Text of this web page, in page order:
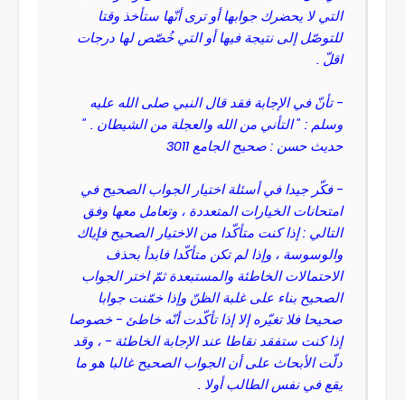
التي لا يحضرك جوابها أو ترى أنّها ستأخذ وقتا
للتوصّل إلى نتيجة فيها أو التي خُصّص لها درجات
اقلّ .
- تأنّ في الإجابة فقد قال النبي صلى الله عليه
وسلم : " التأني من الله والعجلة من الشيطان . "
حديث حسن : صحيح الجامع 3011
- فكّر جيدا في أسئلة اختيار الجواب الصحيح في
امتحانات الخيارات المتعددة ، وتعامل معها وفق
التالي : إذا كنت متأكّدا من الاختيار الصحيح فإياك
والوسوسة ، وإذا لم تكن متأكّدا فابدأ بحذف
الاحتمالات الخاطئة والمستبعدة ثمّ اختر الجواب
الصحيح بناء على غلبة الظنّ وإذا خمّنت جوابا
صحيحا فلا تغيّره إلا إذا تأكّدت أنّه خاطئ - خصوصا
إذا كنت ستفقد نقاطا عند الإجابة الخاطئة - ، وقد
دلّت الأبحاث على أن الجواب الصحيح غالبا هو ما
يقع في نفس الطالب أولا .